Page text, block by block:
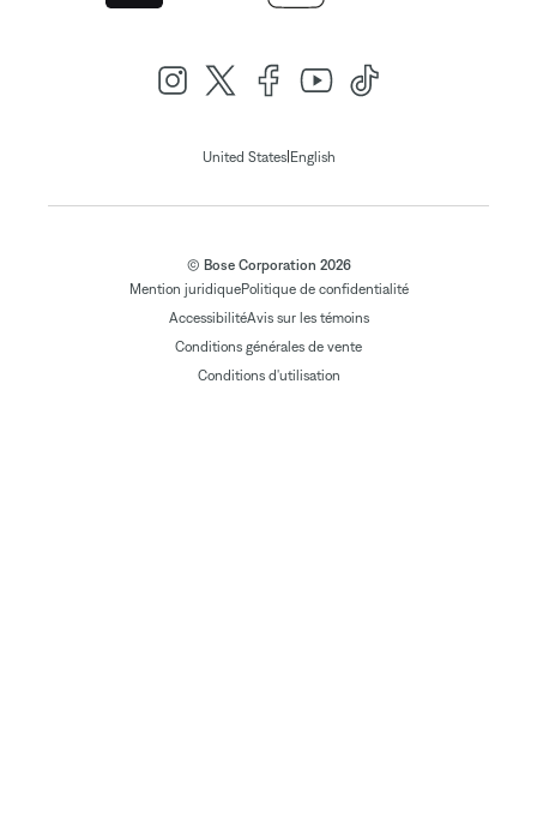
United States| English
© Bose Corporation 2026
Mention juridiquePolitique de confidentialité
AccessibilitéAvis sur les témoins
Conditions générales de vente
Conditions d'utilisation